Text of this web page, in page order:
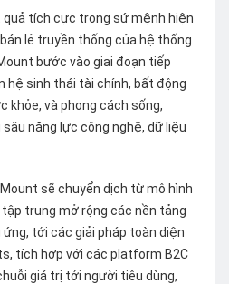
quả tích cực trong sứ mệnh hiện
lẻ truyền thống của hệ thống
bước vào giai đoạn tiếp
hệ sinh thái tài chính, bất động
khỏe, và phong cách sống,
năng lực công nghệ, dữ liệu
sẽ chuyển dịch từ mô hình
trung mở rộng các nền tảng
tới các giải pháp toàn diện
tích hợp với các platform B2C
giá trị tới người tiêu dùng,